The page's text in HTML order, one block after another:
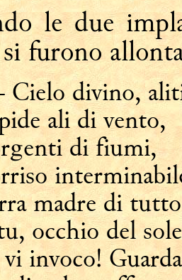
le due
si furono
divino,
ali di vento,
di fiumi,
madre di
occhio del
invoco!